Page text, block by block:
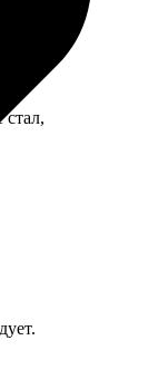
стал,